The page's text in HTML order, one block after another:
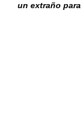
un extraño